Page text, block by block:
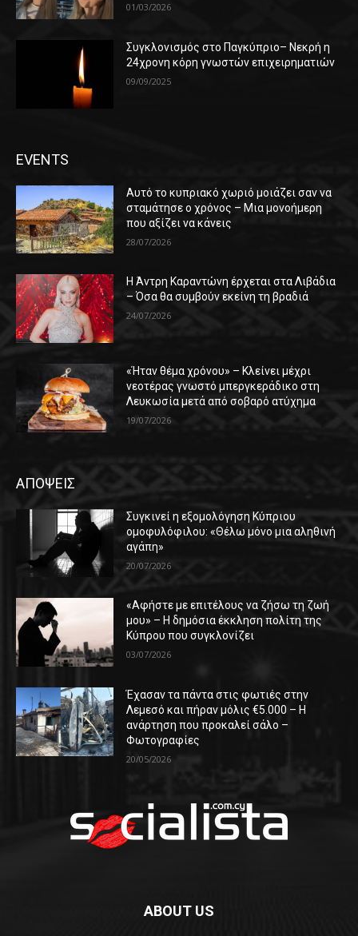
01/03/2026
Συγκλονισμός στο Παγκύπριο– Νεκρή η
24χρονη κόρη γνωστών επιχειρηματιών
09/09/2025
EVENTS
Αυτό το κυπριακό χωριό μοιάζει σαν να
σταμάτησε ο χρόνος – Μια μονοήμερη
που αξίζει να κάνεις
28/07/2026
Η Άντρη Καραντώνη έρχεται στα Λιβάδια
– Όσα θα συμβούν εκείνη τη βραδιά
24/07/2026
«Ήταν θέμα χρόνου» – Κλείνει μέχρι
νεοτέρας γνωστό μπεργκεράδικο στη
Λευκωσία μετά από σοβαρό ατύχημα
19/07/2026
ΑΠΟΨΕΙΣ
Συγκινεί η εξομολόγηση Κύπριου
ομοφυλόφιλου: «Θέλω μόνο μια αληθινή
αγάπη»
20/07/2026
«Αφήστε με επιτέλους να ζήσω τη ζωή
μου» – Η δημόσια έκκληση πολίτη της
Κύπρου που συγκλονίζει
03/07/2026
Έχασαν τα πάντα στις φωτιές στην
Λεμεσό και πήραν μόλις €5.000 – Η
ανάρτηση που προκαλεί σάλο –
Φωτογραφίες
20/05/2026
ABOUT US